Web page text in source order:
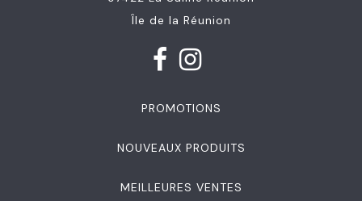
Île de la Réunion
PROMOTIONS
NOUVEAUX PRODUITS
MEILLEURES VENTES